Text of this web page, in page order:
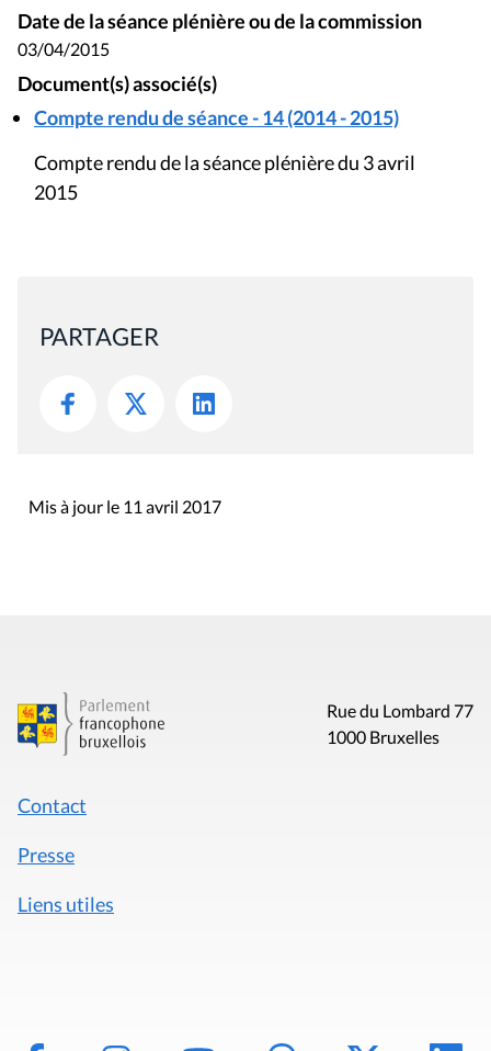
Date de la séance plénière ou de la commission
03/04/2015
Document(s) associé(s)
Compte rendu de séance - 14 (2014 - 2015)
Compte rendu de la séance plénière du 3 avril
2015
PARTAGER
Mis à jour le 11 avril 2017
Rue du Lombard 77
1000 Bruxelles
Contact
Presse
Liens utiles